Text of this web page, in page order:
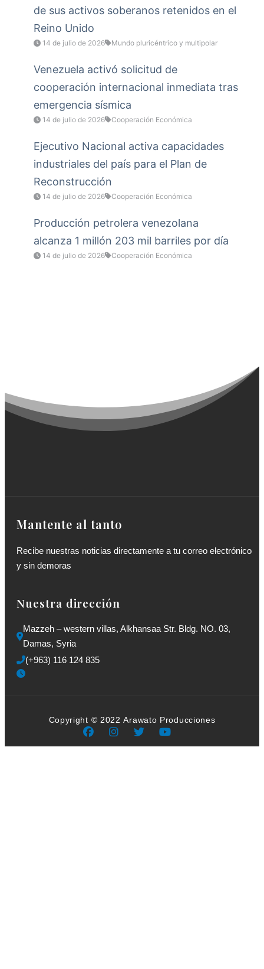
de sus activos soberanos retenidos en el
Reino Unido
14 de julio de 2026 Mundo pluricéntrico y multipolar
Venezuela activó solicitud de
cooperación internacional inmediata tras
emergencia sísmica
14 de julio de 2026 Cooperación Económica
Ejecutivo Nacional activa capacidades
industriales del país para el Plan de
Reconstrucción
14 de julio de 2026 Cooperación Económica
Producción petrolera venezolana
alcanza 1 millón 203 mil barriles por día
14 de julio de 2026 Cooperación Económica
Mantente al tanto
Recibe nuestras noticias directamente a tu correo electrónico
y sin demoras
Nuestra dirección
Mazzeh – western villas, Alkhansaa Str. Bldg. NO. 03,
Damas, Syria
(+963) 116 124 835
Copyright © 2022 Arawato Producciones